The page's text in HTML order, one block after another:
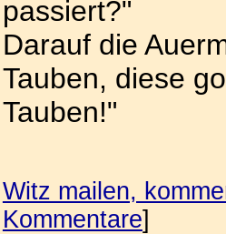
passiert?"
Darauf die
Tauben, diese
Tauben!"
Witz mailen,
Kommentare]